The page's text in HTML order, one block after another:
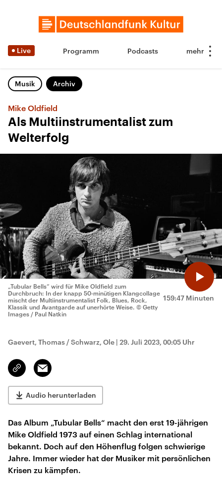
Live Programm Podcasts
Musik Archiv
Mike Oldfield
Als Multiinstrumentalist zum
Welterfolg
159:47 Minuten
„Tubular Bells“ wird für Mike Oldfield zum
Durchbruch: In der knapp 50-minütigen Klangcollage
mischt der Multiinstrumentalist Folk, Blues, Rock,
Klassik und Avantgarde auf unerhörte Weise. © Getty
Images / Paul Natkin
Gaevert, Thomas / Schwarz, Ole | 29. Juli 2023, 00:05 Uhr
Link
kopieren/teilen
Email
Audio herunterladen
Das Album „Tubular Bells“ macht den erst 19-jährigen
Mike Oldfield 1973 auf einen Schlag international
bekannt. Doch auf den Höhenflug folgen schwierige
Jahre. Immer wieder hat der Musiker mit persönlichen
Krisen zu kämpfen.